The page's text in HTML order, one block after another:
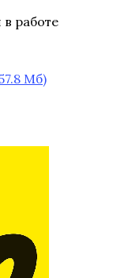
работе
Мб)